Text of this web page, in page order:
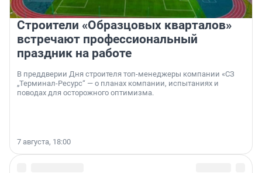
Строители «Образцовых кварталов»
встречают профессиональный
праздник на работе
В преддверии Дня строителя топ-менеджеры компании «СЗ
„Терминал-Ресурс“ — о планах компании, испытаниях и
поводах для осторожного оптимизма.
7 августа, 18:00